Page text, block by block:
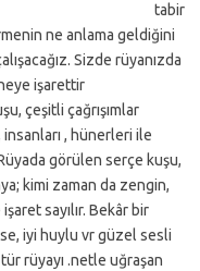
tabir
ne anlama geldiğini
Sizde rüyanızda
işarettir
çeşitli çağrışımlar
, hünerleri ile
görülen serçe kuşu,
kimi zaman da zengin,
sayılır. Bekâr bir
iyi huylu vr güzel sesli
rüyayı .netle uğraşan